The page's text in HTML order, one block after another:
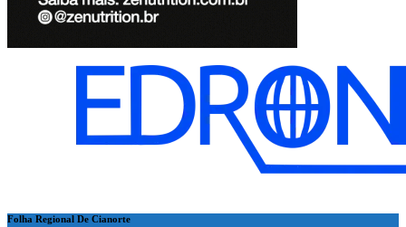
Folha Regional De Cianorte